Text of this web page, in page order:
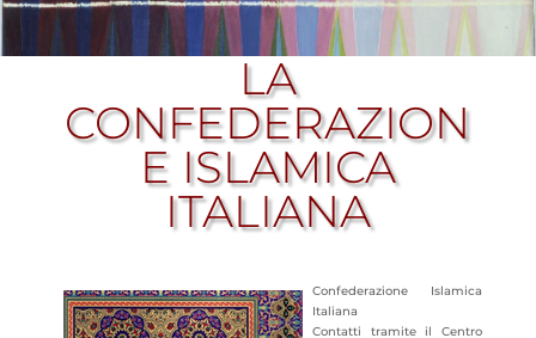
LA
CONFEDERAZION
E ISLAMICA
ITALIANA
Confederazione Islamica
Italiana
Contatti tramite il Centro